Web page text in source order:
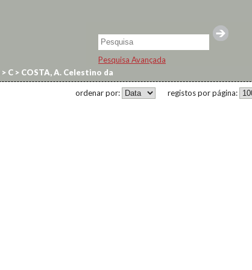
Pesquisa Avançada
> C > COSTA, A. Celestino da
registos por página:
ordenar por: